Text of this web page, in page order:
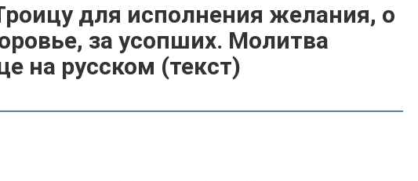
для исполнения желания, о
за усопших. Молитва
на русском (текст)